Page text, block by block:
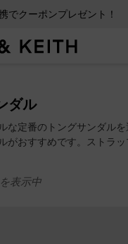
でクーポンプレゼント！
でクーポンプレゼント！
ダル
定番のトングサンダル
おすすめです。ストラ
を表示中